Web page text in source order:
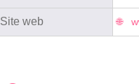
Site web